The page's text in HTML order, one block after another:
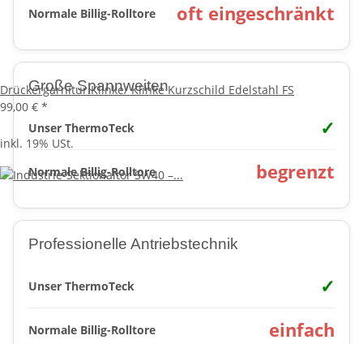
Normale Billig-Rolltore oft eingeschränkt
Große Spannweiten
Unser ThermoTeck ✓
Normale Billig-Rolltore begrenzt
Professionelle Antriebstechnik
Unser ThermoTeck ✓
Normale Billig-Rolltore einfach
Drückergarnitur Klinke/ Klinke Kurzschild Edelstahl FS
99,00 € *
inkl. 19% USt.